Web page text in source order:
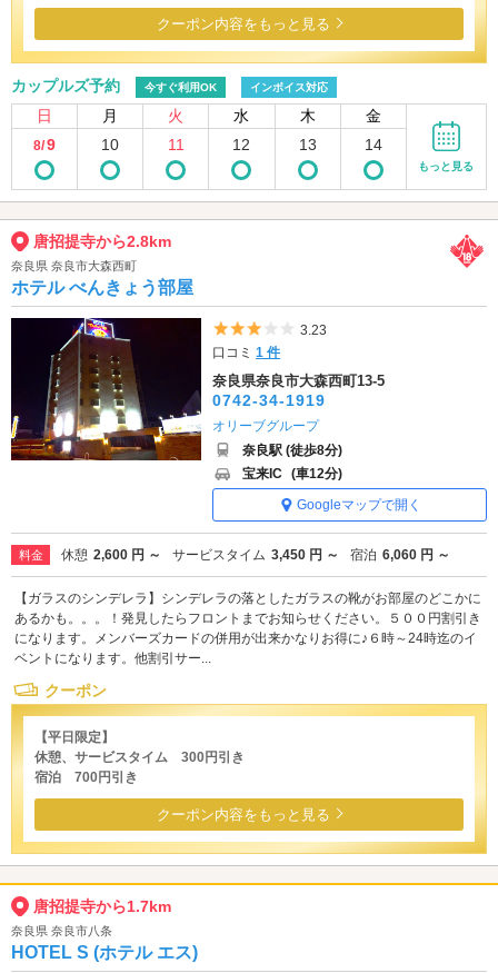
クーポン内容をもっと見る
カップルズ予約 今すぐ利用OK インボイス対応
日 月 火 水 木 金
8/9 10 11 12 13 14
もっと見る
唐招提寺から2.8km
奈良県 奈良市大森西町
ホテル べんきょう部屋
5つ星のうち3
3.23
口コミ1 件
奈良県奈良市大森西町13-5
0742-34-1919
オリーブグループ
奈良駅 (徒歩8分)
宝来IC (車12分)
Googleマップで開く
料金 休憩 2,600 円 ～ サービスタイム 3,450 円 ～ 宿泊 6,060 円 ～
【ガラスのシンデレラ】シンデレラの落としたガラスの靴がお部屋のどこかに
あるかも。。。！発見したらフロントまでお知らせください。５００円割引き
になります。メンバーズカードの併用が出来かなりお得に♪６時～24時迄のイ
ベントになります。他割引サー...
クーポン
【平日限定】
休憩、サービスタイム 300円引き
宿泊 700円引き
クーポン内容をもっと見る
唐招提寺から1.7km
奈良県 奈良市八条
HOTEL S (ホテル エス)